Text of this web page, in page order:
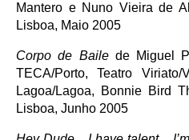
Mantero e Nuno Vieira de
Lisboa, Maio 2005
Corpo de Bailede Miguel
TECA/Porto, Teatro
Lagoa/Lagoa, Bonnie Bird
Lisboa, Junho 2005